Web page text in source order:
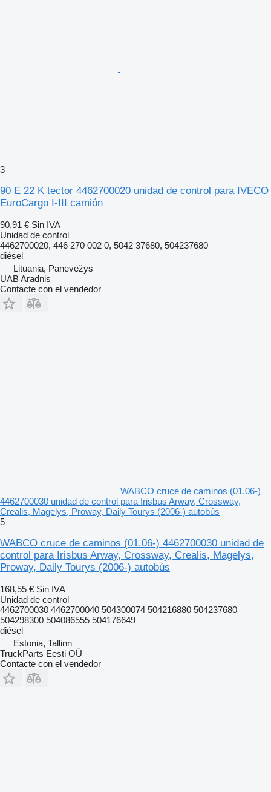
3
90 E 22 K tector 4462700020 unidad de control para IVECO
EuroCargo I-III camión
90,91 € Sin IVA
Unidad de control
4462700020, 446 270 002 0, 5042 37680, 504237680
diésel
Lituania, Panevėžys
UAB Aradnis
Contacte con el vendedor
WABCO cruce de caminos (01.06-)
4462700030 unidad de control para Irisbus Arway, Crossway,
Crealis, Magelys, Proway, Daily Tourys (2006-) autobús
5
WABCO cruce de caminos (01.06-) 4462700030 unidad de
control para Irisbus Arway, Crossway, Crealis, Magelys,
Proway, Daily Tourys (2006-) autobús
168,55 € Sin IVA
Unidad de control
4462700030 4462700040 504300074 504216880 504237680
504298300 504086555 504176649
diésel
Estonia, Tallinn
TruckParts Eesti OÜ
Contacte con el vendedor